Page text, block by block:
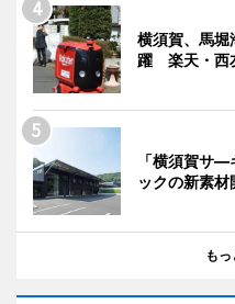
横須賀、馬堀
躍 楽天・西
「横須賀サ
ックの新素
も